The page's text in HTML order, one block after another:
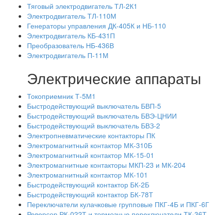
Тяговый электродвигатель ТЛ-2К1
Электродвигатель ТЛ-110М
Генераторы управления ДК-405К и НБ-110
Электродвигатель КБ-431П
Преобразователь НБ-436В
Электродвигатель П-11М
Электрические аппараты
Токоприемник Т-5М1
Быстродействующий выключатель БВП-5
Быстродействующий выключатель БВЭ-ЦНИИ
Быстродействующий выключатель БВЗ-2
Электропневматические контакторы ПК
Электромагнитный контактор МК-310Б
Электромагнитный контактор МК-15-01
Электромагнитные контакторы МКП-23 и МК-204
Электромагнитный контактор МК-101
Быстродействующий контактор БК-2Б
Быстродействующий контактор БК-78Т
Переключатели кулачковые групповые ПКГ-4Б и ПКГ-6Г